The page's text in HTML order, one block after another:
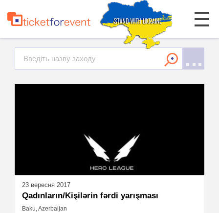
23 вересня 2017
Qadınların/Kişilərin fərdi yarışması
Baku, Azerbaijan